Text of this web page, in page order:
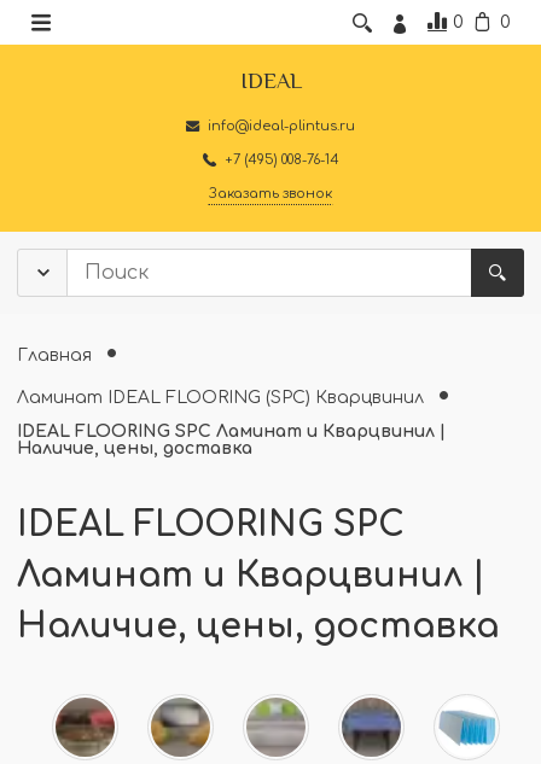
0 0
IDEAL
info@ideal-plintus.ru
+7 (495) 008-76-14
Заказать звонок
Главная
Ламинат IDEAL FLOORING (SPC) Кварцвинил
IDEAL FLOORING SPC Ламинат и Кварцвинил |
Наличие, цены, доставка
IDEAL FLOORING SPC
Ламинат и Кварцвинил |
Наличие, цены, доставка